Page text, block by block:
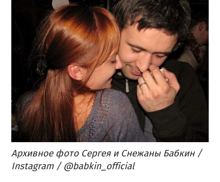
Архивное фото Сергея и Снежаны Бабкин /
Instagram / @babkin_official